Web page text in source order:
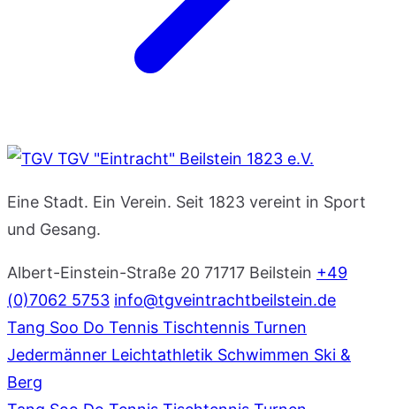
TGV "Eintracht" Beilstein 1823 e.V.
Eine Stadt. Ein Verein. Seit 1823 vereint in Sport
und Gesang.
Albert-Einstein-Straße 20 71717 Beilstein +49
(0)7062 5753 info@tgveintrachtbeilstein.de
Tang Soo Do Tennis Tischtennis Turnen
Jedermänner Leichtathletik Schwimmen Ski &
Berg